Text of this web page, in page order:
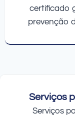
certificado
prevenção
Serviços
Serviços